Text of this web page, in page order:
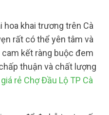
hoa khai trương trên Cà
rất có thể yên tâm và
kết ràng buộc đem
thuận và chất lượng
rẻ Chợ Đầu Lộ TP Cà